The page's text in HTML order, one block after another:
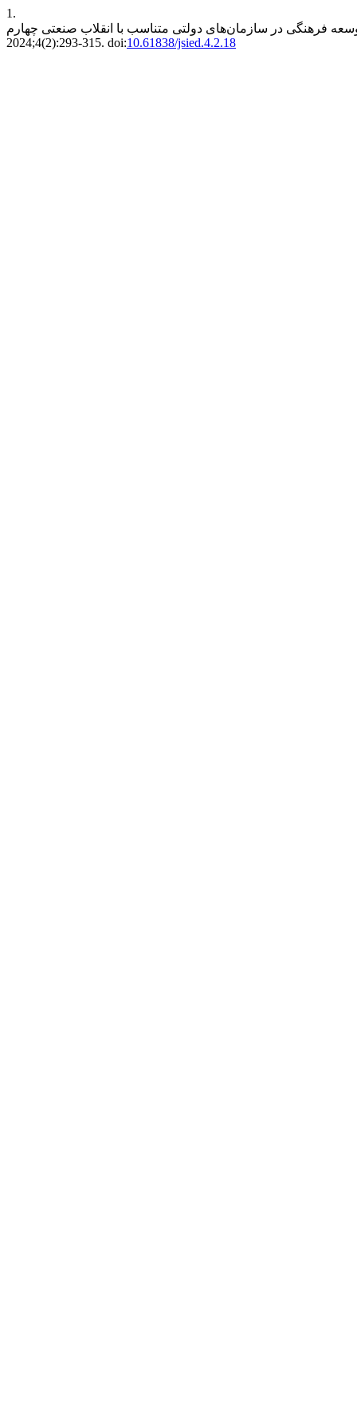
1.
2024;4(2):293-315. doi:10.61838/jsied.4.2.18